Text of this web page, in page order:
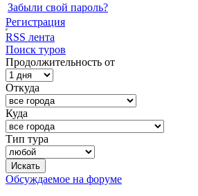
Забыли свой пароль?
Регистрация
RSS лента
Поиск туров
Продолжительность от
Откуда
Куда
Тип тура
Обсуждаемое на форуме